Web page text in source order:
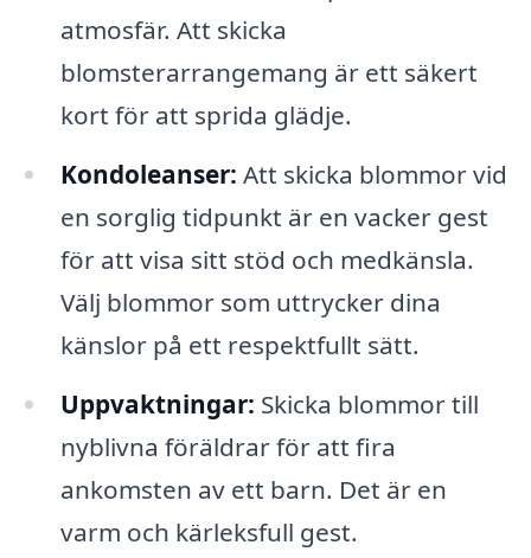
atmosfär. Att skicka
blomsterarrangemang är ett säkert
kort för att sprida glädje.
Kondoleanser: Att skicka blommor vid
en sorglig tidpunkt är en vacker gest
för att visa sitt stöd och medkänsla.
Välj blommor som uttrycker dina
känslor på ett respektfullt sätt.
Uppvaktningar: Skicka blommor till
nyblivna föräldrar för att fira
ankomsten av ett barn. Det är en
varm och kärleksfull gest.